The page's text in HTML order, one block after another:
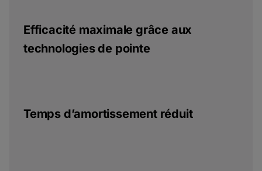
Efficacité maximale grâce aux
technologies de pointe
Temps d’amortissement réduit